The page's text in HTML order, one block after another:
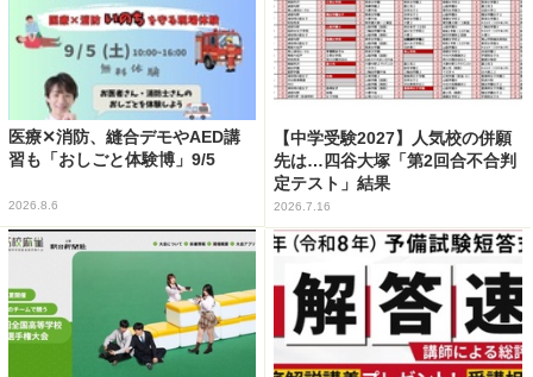
医療✕消防、縫合デモやAED講
習も「おしごと体験博」9/5
2026.8.6
【中学受験2027】人気校の併願
先は…四谷大塚「第2回合不合判
定テスト」結果
2026.7.16